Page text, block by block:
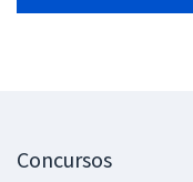
Concursos